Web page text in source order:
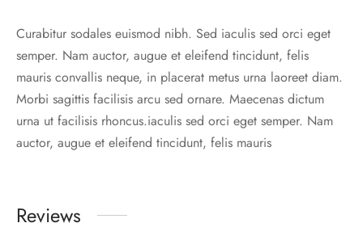
Curabitur sodales euismod nibh. Sed iaculis sed orci eget
semper. Nam auctor, augue et eleifend tincidunt, felis
mauris convallis neque, in placerat metus urna laoreet diam.
Morbi sagittis facilisis arcu sed ornare. Maecenas dictum
urna ut facilisis rhoncus.iaculis sed orci eget semper. Nam
auctor, augue et eleifend tincidunt, felis mauris
Reviews